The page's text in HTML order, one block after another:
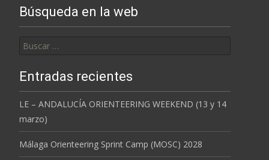
Búsqueda en la web
Entradas recientes
LE – ANDALUCÍA ORIENTEERING WEEKEND (13 y 14
marzo)
Málaga Orienteering Sprint Camp (MOSC) 2028